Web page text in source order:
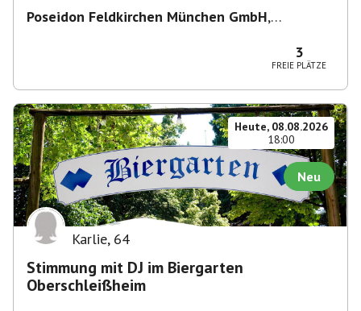
Poseidon Feldkirchen München GmbH,
3
FREIE PLÄTZE
Heute, 08.08.2026
18:00
Neu
Karlie, 64
Stimmung mit DJ im Biergarten
Oberschleißheim